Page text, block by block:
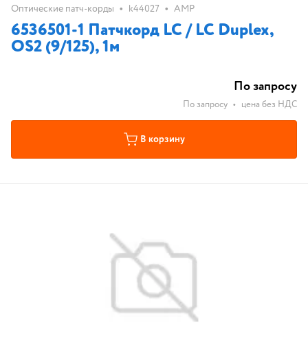
Оптические патч-корды • k44027 • AMP
6536501-1 Патчкорд LC / LC Duplex,
OS2 (9/125), 1м
По запросу
По запросу • цена без НДС
В корзину